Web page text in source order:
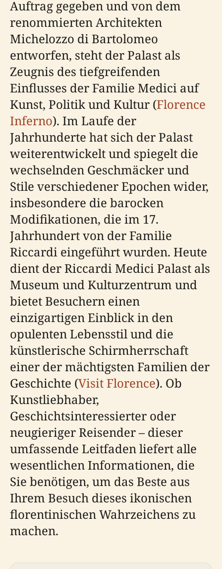
Auftrag gegeben und von dem
renommierten Architekten
Michelozzo di Bartolomeo
entworfen, steht der Palast als
Zeugnis des tiefgreifenden
Einflusses der Familie Medici auf
Kunst, Politik und Kultur (Florence
Inferno). Im Laufe der
Jahrhunderte hat sich der Palast
weiterentwickelt und spiegelt die
wechselnden Geschmäcker und
Stile verschiedener Epochen wider,
insbesondere die barocken
Modifikationen, die im 17.
Jahrhundert von der Familie
Riccardi eingeführt wurden. Heute
dient der Riccardi Medici Palast als
Museum und Kulturzentrum und
bietet Besuchern einen
einzigartigen Einblick in den
opulenten Lebensstil und die
künstlerische Schirmherrschaft
einer der mächtigsten Familien der
Geschichte (Visit Florence). Ob
Kunstliebhaber,
Geschichtsinteressierter oder
neugieriger Reisender – dieser
umfassende Leitfaden liefert alle
wesentlichen Informationen, die
Sie benötigen, um das Beste aus
Ihrem Besuch dieses ikonischen
florentinischen Wahrzeichens zu
machen.